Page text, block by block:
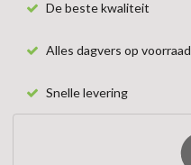
De beste kwaliteit
Alles dagvers op voorraad
Snelle levering